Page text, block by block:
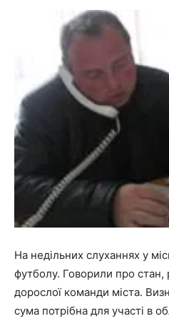
На недільних слуханнях у
футболу. Говорили про стан,
дорослої команди міста.
сума потрібна для участі в